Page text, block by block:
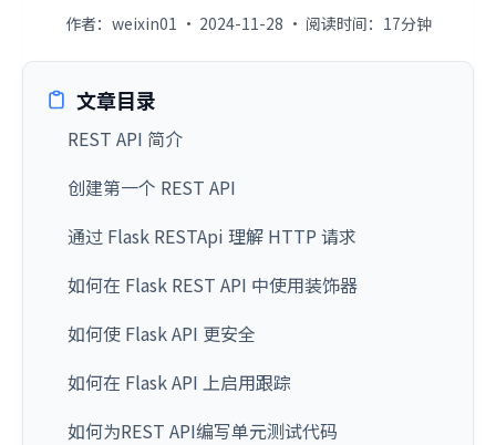
作者：weixin01 · 2024-11-28 · 阅读时间：17分钟
文章目录
REST API 简介
创建第一个 REST API
通过 Flask RESTApi 理解 HTTP 请求
如何在 Flask REST API 中使用装饰器
如何使 Flask API 更安全
如何在 Flask API 上启用跟踪
如何为REST API编写单元测试代码